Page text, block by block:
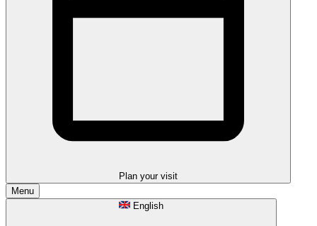
Plan your visit
Menu
English